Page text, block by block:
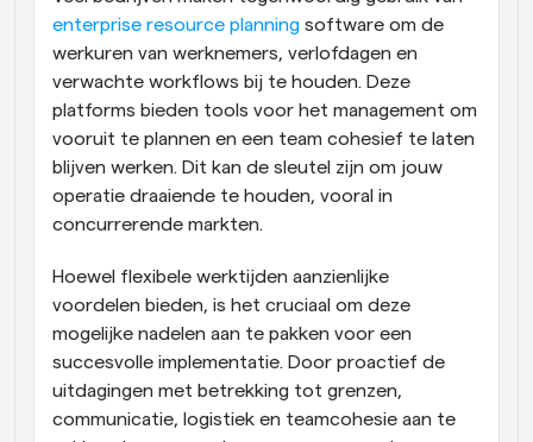
enterprise resource planning software om de
werkuren van werknemers, verlofdagen en
verwachte workflows bij te houden. Deze
platforms bieden tools voor het management om
vooruit te plannen en een team cohesief te laten
blijven werken. Dit kan de sleutel zijn om jouw
operatie draaiende te houden, vooral in
concurrerende markten.
Hoewel flexibele werktijden aanzienlijke
voordelen bieden, is het cruciaal om deze
mogelijke nadelen aan te pakken voor een
succesvolle implementatie. Door proactief de
uitdagingen met betrekking tot grenzen,
communicatie, logistiek en teamcohesie aan te